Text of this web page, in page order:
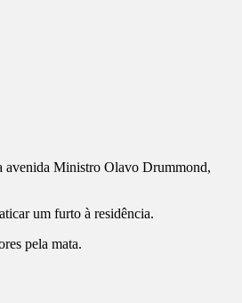
avenida Ministro Olavo Drummond,
um furto à residência.
pela mata.